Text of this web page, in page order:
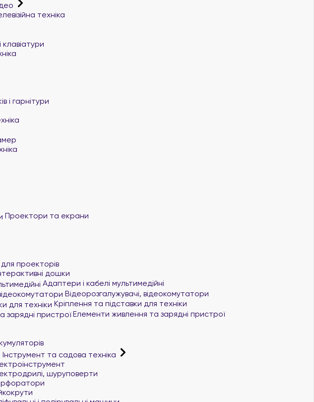
техніка
клавіатури
і гарнітури
Проектори та екрани
проекторів
дошки
Адаптери і кабелі мультимедійні
Відеорозгалужувачі, відеокомутатори
Кріплення та підставки для техніки
Елементи живлення та зарядні пристрої
Інструмент та садова техніка
шуруповерти